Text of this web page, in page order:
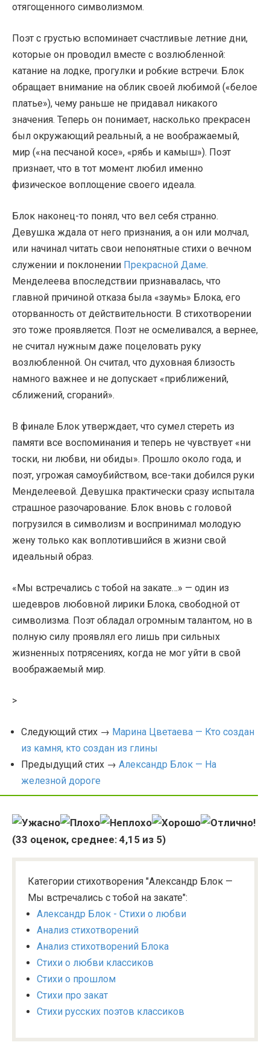
отягощенного символизмом.
Поэт с грустью вспоминает счастливые летние дни,
которые он проводил вместе с возлюбленной:
катание на лодке, прогулки и робкие встречи. Блок
обращает внимание на облик своей любимой («белое
платье»), чему раньше не придавал никакого
значения. Теперь он понимает, насколько прекрасен
был окружающий реальный, а не воображаемый,
мир («на песчаной косе», «рябь и камыш»). Поэт
признает, что в тот момент любил именно
физическое воплощение своего идеала.
Блок наконец-то понял, что вел себя странно.
Девушка ждала от него признания, а он или молчал,
или начинал читать свои непонятные стихи о вечном
служении и поклонении Прекрасной Даме.
Менделеева впоследствии признавалась, что
главной причиной отказа была «заумь» Блока, его
оторванность от действительности. В стихотворении
это тоже проявляется. Поэт не осмеливался, а вернее,
не считал нужным даже поцеловать руку
возлюбленной. Он считал, что духовная близость
намного важнее и не допускает «приближений,
сближений, сгораний».
В финале Блок утверждает, что сумел стереть из
памяти все воспоминания и теперь не чувствует «ни
тоски, ни любви, ни обиды». Прошло около года, и
поэт, угрожая самоубийством, все-таки добился руки
Менделеевой. Девушка практически сразу испытала
страшное разочарование. Блок вновь с головой
погрузился в символизм и воспринимал молодую
жену только как воплотившийся в жизни свой
идеальный образ.
«Мы встречались с тобой на закате…» — один из
шедевров любовной лирики Блока, свободной от
символизма. Поэт обладал огромным талантом, но в
полную силу проявлял его лишь при сильных
жизненных потрясениях, когда не мог уйти в свой
воображаемый мир.
>
Следующий стих → Марина Цветаева — Кто создан
из камня, кто создан из глины
Предыдущий стих → Александр Блок — На
железной дороге
(33 оценок, среднее: 4,15 из 5)
Категории стихотворения "Александр Блок —
Мы встречались с тобой на закате":
Александр Блок - Стихи о любви
Анализ стихотворений
Анализ стихотворений Блока
Стихи о любви классиков
Стихи о прошлом
Стихи про закат
Стихи русских поэтов классиков